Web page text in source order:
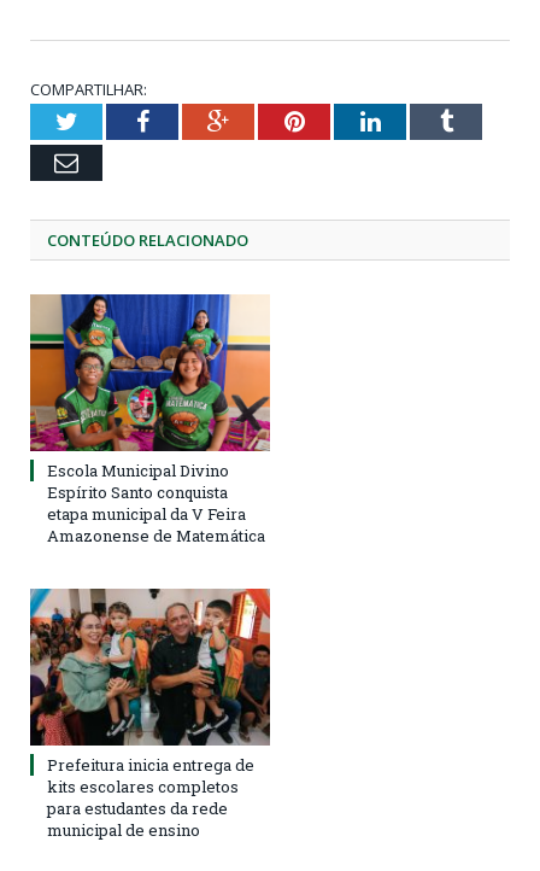
COMPARTILHAR:
TwitterFacebookGoogle+PinterestLinkedInTumblr
Email
CONTEÚDO RELACIONADO
Escola Municipal Divino
Espírito Santo conquista
etapa municipal da V Feira
Amazonense de Matemática
Prefeitura inicia entrega de
kits escolares completos
para estudantes da rede
municipal de ensino